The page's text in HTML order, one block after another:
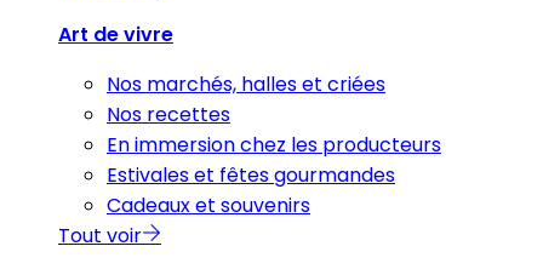
Art de vivre
Nos marchés, halles et criées
Nos recettes
En immersion chez les producteurs
Estivales et fêtes gourmandes
Cadeaux et souvenirs
Tout voir